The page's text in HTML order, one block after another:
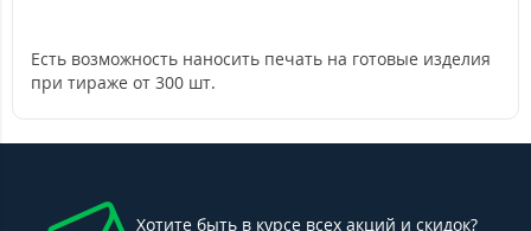
Есть возможность наносить печать на готовые изделия
при тираже от 300 шт.
Хотите быть в курсе всех акций и скидок?